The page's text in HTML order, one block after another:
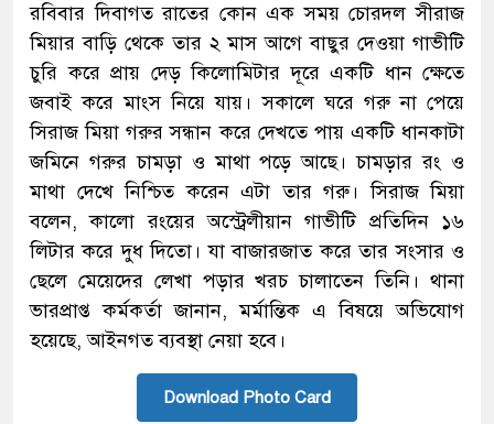
রবিবার দিবাগত রাতের কোন এক সময় চোরদল সীরাজ
মিয়ার বাড়ি থেকে তার ২ মাস আগে বাছুর দেওয়া গাভীটি
চুরি করে প্রায় দেড় কিলোমিটার দূরে একটি ধান ক্ষেতে
জবাই করে মাংস নিয়ে যায়। সকালে ঘরে গরু না পেয়ে
সিরাজ মিয়া গরুর সন্ধান করে দেখতে পায় একটি ধানকাটা
জমিনে গরুর চামড়া ও মাথা পড়ে আছে। চামড়ার রং ও
মাথা দেখে নিশ্চিত করেন এটা তার গরু। সিরাজ মিয়া
বলেন, কালো রংয়ের অস্ট্রেলীয়ান গাভীটি প্রতিদিন ১৬
লিটার করে দুধ দিতো। যা বাজারজাত করে তার সংসার ও
ছেলে মেয়েদের লেখা পড়ার খরচ চালাতেন তিনি। থানা
ভারপ্রাপ্ত কর্মকর্তা জানান, মর্মান্তিক এ বিষয়ে অভিযোগ
হয়েছে, আইনগত ব্যবস্থা নেয়া হবে।
Download Photo Card